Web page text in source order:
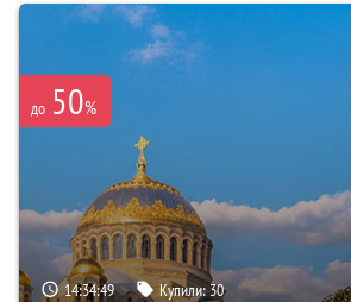
до 50%
14:34:48 Купили:30